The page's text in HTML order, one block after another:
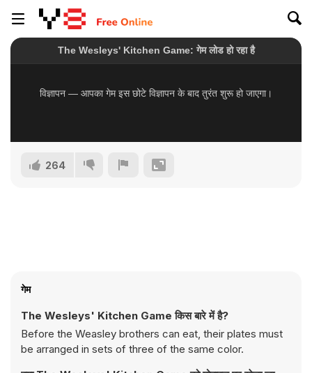
264
गेम
The Wesleys' Kitchen Game किस बारे में है?
Before the Weasley brothers can eat, their plates must
be arranged in sets of three of the same color.